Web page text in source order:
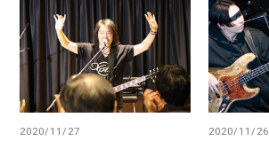
2020/11/27 2020/11/26